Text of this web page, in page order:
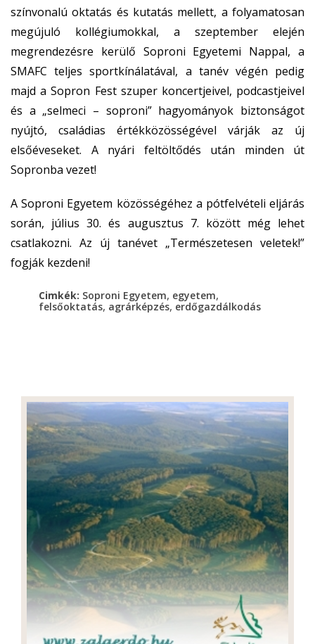
színvonalú oktatás és kutatás mellett, a folyamatosan
megújuló kollégiumokkal, a szeptember elején
megrendezésre kerülő Soproni Egyetemi Nappal, a
SMAFC teljes sportkínálatával, a tanév végén pedig
majd a Sopron Fest szuper koncertjeivel, podcastjeivel
és a „selmeci – soproni” hagyományok biztonságot
nyújtó, családias értékközösségével várják az új
elsőéveseket. A nyári feltöltődés után minden út
Sopronba vezet!
A Soproni Egyetem közösségéhez a pótfelvételi eljárás
során, július 30. és augusztus 7. között még lehet
csatlakozni. Az új tanévet „Természetesen veletek!”
fogják kezdeni!
Cimkék: Soproni Egyetem, egyetem,
felsőoktatás, agrárképzés, erdőgazdálkodás